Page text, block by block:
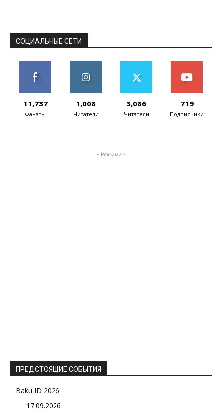
СОЦИАЛЬНЫЕ СЕТИ
11,737
Фанаты
1,008
Читатели
3,086
Читатели
719
Подписчики
- Реклама -
ПРЕДСТОЯЩИЕ СОБЫТИЯ
Baku ID 2026
17.09.2026